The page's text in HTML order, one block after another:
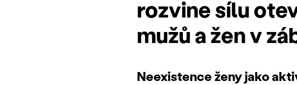
rozvine sílu
mužů a žen v
Neexistence ženy jako